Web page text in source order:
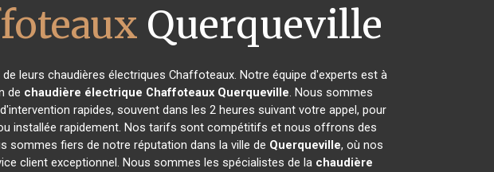
Querqueville
leurs chaudières électriques Chaffoteaux. Notre équipe d'experts est à
de chaudière électrique Chaffoteaux Querqueville. Nous sommes
rapides, souvent dans les 2 heures suivant votre appel, pour
installée rapidement. Nos tarifs sont compétitifs et nous offrons des
sommes fiers de notre réputation dans la ville de Querqueville, où nos
client exceptionnel. Nous sommes les spécialistes de la chaudière